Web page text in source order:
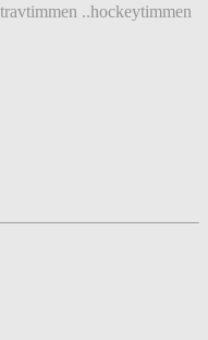
..hockeytimmen